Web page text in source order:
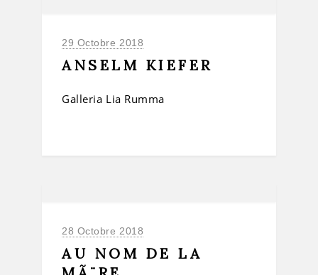
29 Octobre 2018
ANSELM KIEFER
Galleria Lia Rumma
28 Octobre 2018
AU NOM DE LA